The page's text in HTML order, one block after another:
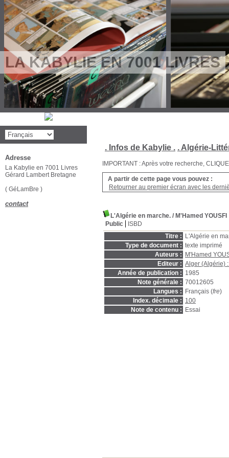
LA KABYLIE EN 7001 LIVRES
. Infos de Kabylie . . Algérie-
IMPORTANT : Après votre recherche,
A partir de cette page vous pouvez :
Retourner au premier écran avec les
L'Algérie en marche. / M'Hamed YOUSFI
Public
ISBD
Titre :
L'Algérie en
Type de document : texte imprimé
Auteurs :
M'Hamed
Editeur : Alger (Algérie)
Année de publication : 1985
Note générale : 70012605
Langues :
Français (fre)
Index. décimale : 100
Note de contenu :
Essai
Adresse
La Kabylie en 7001 Livres
Gérard Lambert Bretagne
( GéLamBre )
contact